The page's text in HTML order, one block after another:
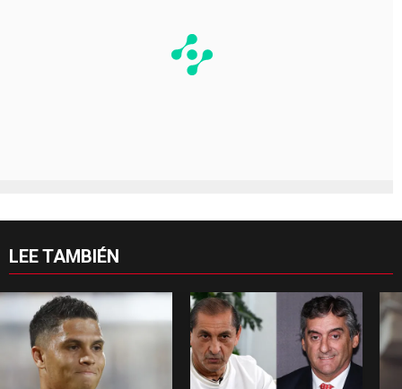
LEE TAMBIÉN